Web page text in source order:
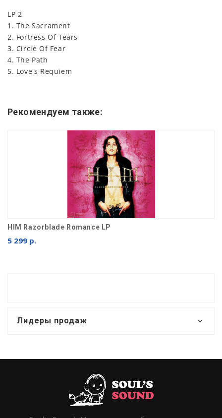
LP 2
1. The Sacrament
2. Fortress Of Tears
3. Circle Of Fear
4. The Path
5. Love's Requiem
Рекомендуем также:
HIM Razorblade Romance LP
5 299 р.
Лидеры продаж